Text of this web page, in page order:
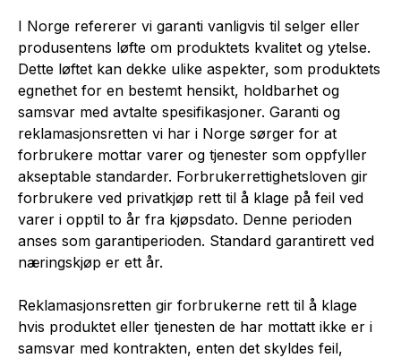
I Norge refererer vi garanti vanligvis til selger eller
produsentens løfte om produktets kvalitet og ytelse.
Dette løftet kan dekke ulike aspekter, som produktets
egnethet for en bestemt hensikt, holdbarhet og
samsvar med avtalte spesifikasjoner. Garanti og
reklamasjonsretten vi har i Norge sørger for at
forbrukere mottar varer og tjenester som oppfyller
akseptable standarder. Forbrukerrettighetsloven gir
forbrukere ved privatkjøp rett til å klage på feil ved
varer i opptil to år fra kjøpsdato. Denne perioden
anses som garantiperioden. Standard garantirett ved
næringskjøp er ett år.
Reklamasjonsretten gir forbrukerne rett til å klage
hvis produktet eller tjenesten de har mottatt ikke er i
samsvar med kontrakten, enten det skyldes feil,